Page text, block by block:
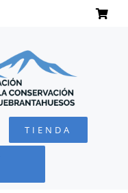
TIENDA